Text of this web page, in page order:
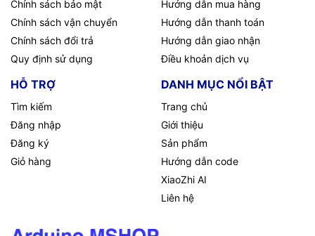
Chính sách bảo mật
Chính sách vận chuyển
Chính sách đổi trả
Quy định sử dụng
Hướng dẫn mua hàng
Hướng dẫn thanh toán
Hướng dẫn giao nhận
Điều khoản dịch vụ
HỖ TRỢ
Tìm kiếm
Đăng nhập
Đăng ký
Giỏ hàng
DANH MỤC NỔI BẬT
Trang chủ
Giới thiệu
Sản phẩm
Hướng dẫn code
XiaoZhi AI
Liên hệ